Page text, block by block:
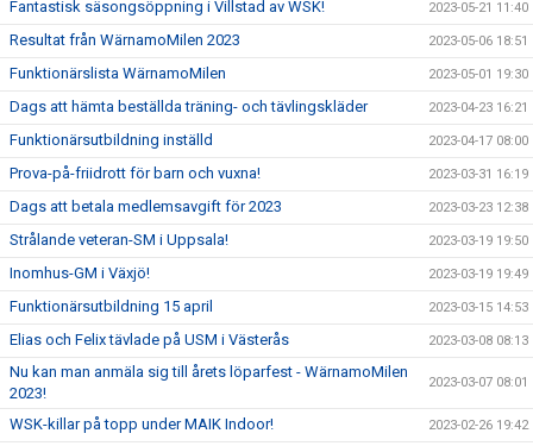
Fantastisk säsongsöppning i Villstad av WSK! 2023-05-21 11:40
Resultat från WärnamoMilen 2023 2023-05-06 18:51
Funktionärslista WärnamoMilen 2023-05-01 19:30
Dags att hämta beställda träning- och tävlingskläder 2023-04-23 16:21
Funktionärsutbildning inställd 2023-04-17 08:00
Prova-på-friidrott för barn och vuxna! 2023-03-31 16:19
Dags att betala medlemsavgift för 2023 2023-03-23 12:38
Strålande veteran-SM i Uppsala! 2023-03-19 19:50
Inomhus-GM i Växjö! 2023-03-19 19:49
Funktionärsutbildning 15 april 2023-03-15 14:53
Elias och Felix tävlade på USM i Västerås 2023-03-08 08:13
Nu kan man anmäla sig till årets löparfest - WärnamoMilen
2023!
2023-03-07 08:01
WSK-killar på topp under MAIK Indoor! 2023-02-26 19:42